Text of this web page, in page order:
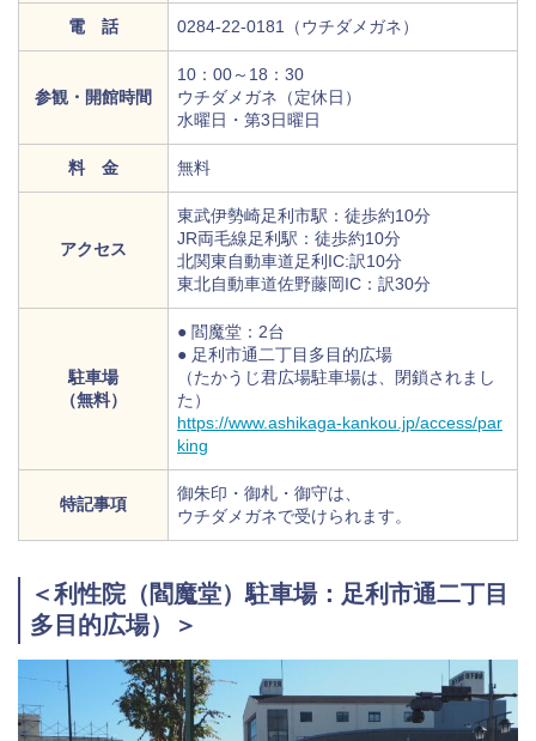
電 話 0284-22-0181（ウチダメガネ）
参観・開館時間
10：00～18：30
ウチダメガネ（定休日）
水曜日・第3日曜日
料 金 無料
アクセス
東武伊勢崎足利市駅：徒歩約10分
JR両毛線足利駅：徒歩約10分
北関東自動車道足利IC:訳10分
東北自動車道佐野藤岡IC：訳30分
駐車場
（無料）
● 閻魔堂：2台
● 足利市通二丁目多目的広場
（たかうじ君広場駐車場は、閉鎖されまし
た）
https://www.ashikaga-kankou.jp/access/par
king
特記事項
御朱印・御札・御守は、
ウチダメガネで受けられます。
＜利性院（閻魔堂）駐車場：足利市通二丁目
多目的広場）＞